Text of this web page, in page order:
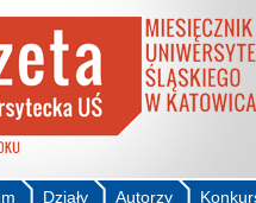
Autorzy
Działy